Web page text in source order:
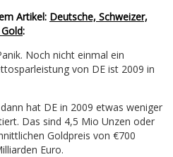
Artikel: Deutsche, Schweizer,
:
Noch nicht einmal ein
von DE ist 2009 in
hat DE in 2009 etwas weniger
Das sind 4,5 Mio Unzen oder
Goldpreis von €700
Euro.